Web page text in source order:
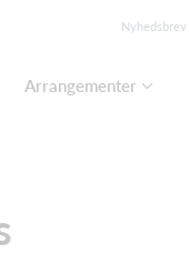
Nyhedsbrev
Arrangementer